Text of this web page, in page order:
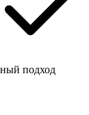
подход